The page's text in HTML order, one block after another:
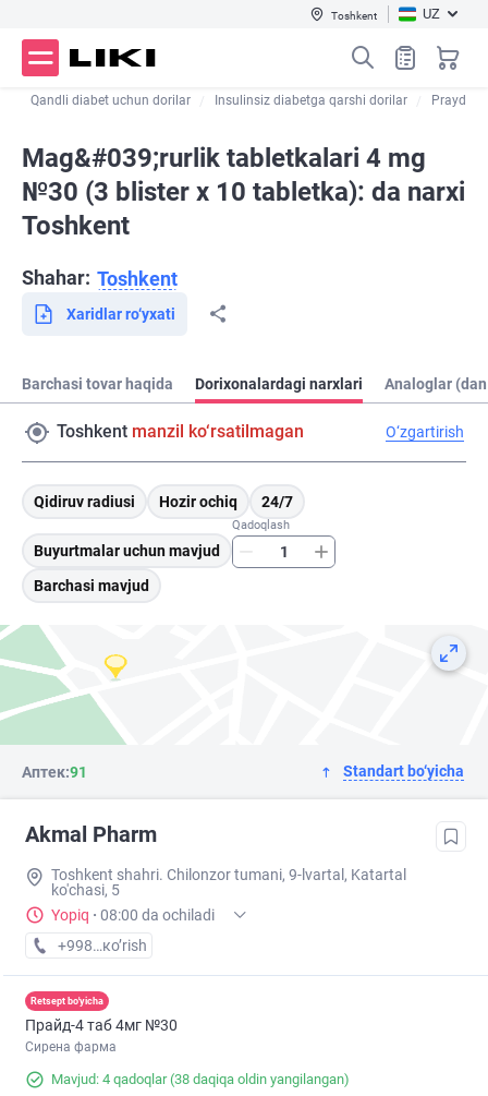
Toshkent UZ
Qandli diabet uchun dorilar Insulinsiz diabetga qarshi dorilar Prayd
Mag&#039;rurlik tabletkalari 4 mg
№30 (3 blister х 10 tabletka): da narxi
Toshkent
Shahar: Toshkent
Xaridlar ro‘yxati
Barchasi tovar haqida Dorixonalardagi narxlari Analoglar
Toshkent manzil ko‘rsatilmagan O‘zgartirish
Qidiruv radiusi Hozir ochiq 24/7
Buyurtmalar uchun mavjud
Qadoqlash
Barchasi mavjud
Аптек:91 Standart bo‘yicha
Akmal Pharm
Toshkent shahri. Chilonzor tumani, 9-lvartal, Katartal
ko'chasi, 5
Yopiq · 08:00 da ochiladi
+998 (99) XXX-XX-XX
кo’rish
Retsept bo'yicha
Прайд-4 таб 4мг №30
Сирена фарма
Mavjud: 4 qadoqlar(38 daqiqa oldin yangilangan)